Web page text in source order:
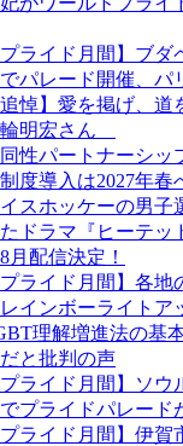
プライド月間】ブ
パレード開催、パ
追悼】愛を掲げ、道
明宏さん
同性パートナーシ
度導入は2027年春
スホッケーの男子
ドラマ『ヒーテッ
月配信決定！
プライド月間】各
インボーライトア
理解増進法の基
と批判の声
プライド月間】ソ
プライドパレード
プライド月間】伊